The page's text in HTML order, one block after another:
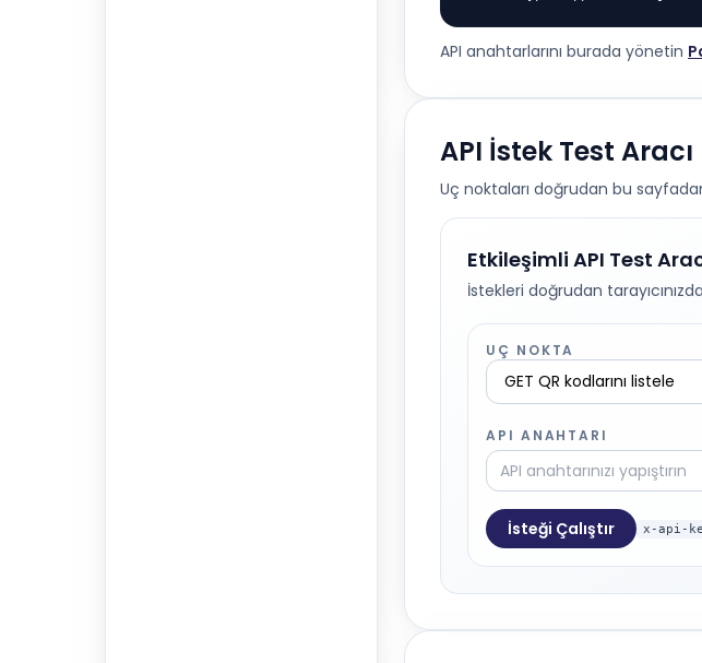
API anahtarlarını burada yönetin
API İstek Test Aracı
Uç noktaları doğrudan bu
Etkileşimli API Test
İstekleri doğrudan
UÇ NOKTA
API ANAHTARI
İsteği Çalıştır x-api-